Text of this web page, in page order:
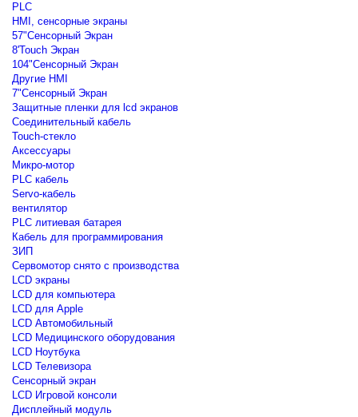
PLC
HMI, сенсорные экраны
57"Сенсорный Экран
8'Touch Экран
104"Сенсорный Экран
Другие HMI
7"Сенсорный Экран
Защитные пленки для lcd экранов
Соединительный кабель
Touch-стекло
Аксессуары
Микро-мотор
PLC кабель
Servo-кабель
вентилятор
PLC литиевая батарея
Кабель для программирования
ЗИП
Сервомотор снято с производства
LCD экраны
LCD для компьютера
LCD для Apple
LCD Автомобильный
LCD Медицинского оборудования
LCD Ноутбука
LCD Телевизора
Сенсорный экран
LCD Игровой консоли
Дисплейный модуль